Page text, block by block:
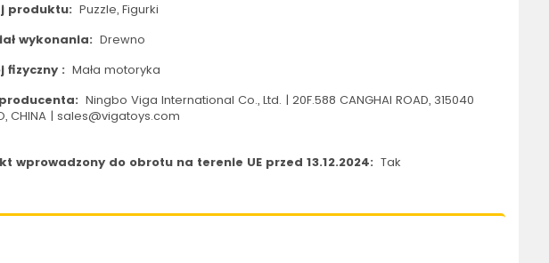
produktu: Puzzle, Figurki
wykonania: Drewno
fizyczny : Mała motoryka
Ningbo Viga International Co., Ltd. | 20F.588 CANGHAI ROAD, 315040
CHINA | sales@vigatoys.com
wprowadzony do obrotu na terenie UE przed 13.12.2024: Tak